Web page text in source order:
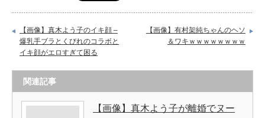
【画像】真木よう子のイキ顔 –
爆乳手ブラとくびれのコラボと
イキ顔がエロすぎて困る
【画像】有村架純ちゃんのヘソ
＆ワキｗｗｗｗｗｗｗｗ
関連記事
【画像】真木よう子が離婚でヌー